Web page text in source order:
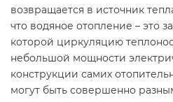
возвращается в источник
что водяное отопление – это
которой циркуляцию
небольшой мощности
конструкции самих
могут быть совершенно